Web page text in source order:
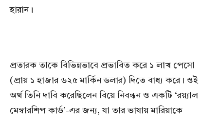
হারান।
প্রতারক তাকে বিভিন্নভাবে প্রভাবিত করে ১ লাখ পেসো
(প্রায় ১ হাজার ৬২৫ মার্কিন ডলার) দিতে বাধ্য করে। ওই
অর্থ তিনি দাবি করেছিলেন বিয়ে নিবন্ধন ও একটি ‘রয়্যাল
মেম্বারশিপ কার্ড’-এর জন্য, যা তার ভাষায় মারিয়াকে